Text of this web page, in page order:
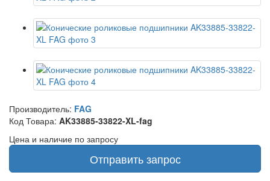
Производитель: FAG
Код Товара: AK33885-33822-XL-fag
Цена и наличие по запросу
Отправить запрос